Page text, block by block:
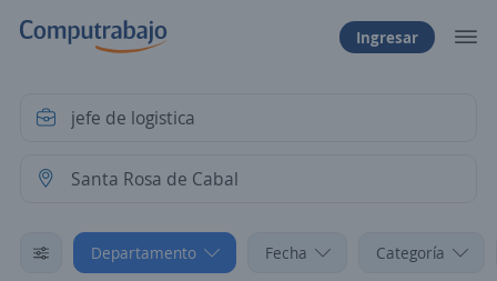
Ingresar
Departamento Fecha Categoría